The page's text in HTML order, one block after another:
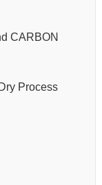
CARBON
Process